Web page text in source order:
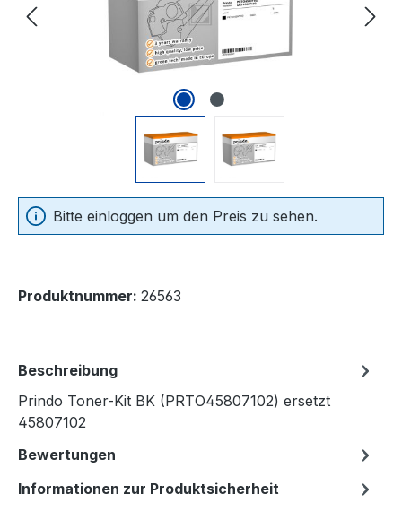
Bitte einloggen um den Preis zu sehen.
Produktnummer: 26563
Beschreibung
Prindo Toner-Kit BK (PRTO45807102) ersetzt
45807102
Bewertungen
Informationen zur Produktsicherheit